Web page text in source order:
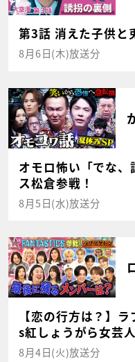
第3話 消えた子供と
8月6日(木)放送分
オモロ怖い「でな
ス松倉参戦！
8月5日(水)放送分
【恋の行方は？】
s紅しょうがら女芸
8月4日(火)放送分